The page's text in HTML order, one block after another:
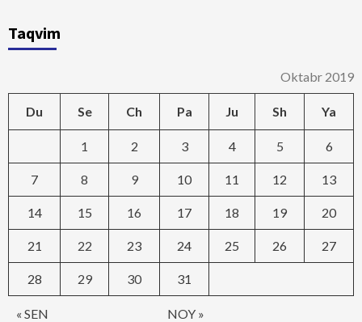
Taqvim
Oktabr 2019
Du Se Ch Pa Ju Sh Ya
« SEN NOY »
1 2 3 4 5 6
7 8 9 10 11 12 13
14 15 16 17 18 19 20
21 22 23 24 25 26 27
28 29 30 31